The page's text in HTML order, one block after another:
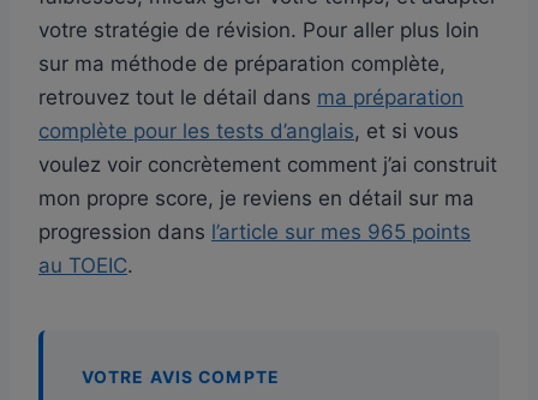
votre stratégie de révision. Pour aller plus loin
sur ma méthode de préparation complète,
retrouvez tout le détail dans ma préparation
complète pour les tests d’anglais, et si vous
voulez voir concrètement comment j’ai construit
mon propre score, je reviens en détail sur ma
progression dans l’article sur mes 965 points
au TOEIC.
VOTRE AVIS COMPTE